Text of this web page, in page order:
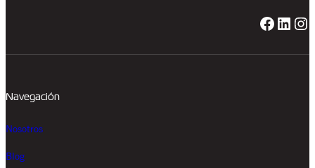
Facebook LinkedIn Instagram
Navegación
Nosotros
Blog